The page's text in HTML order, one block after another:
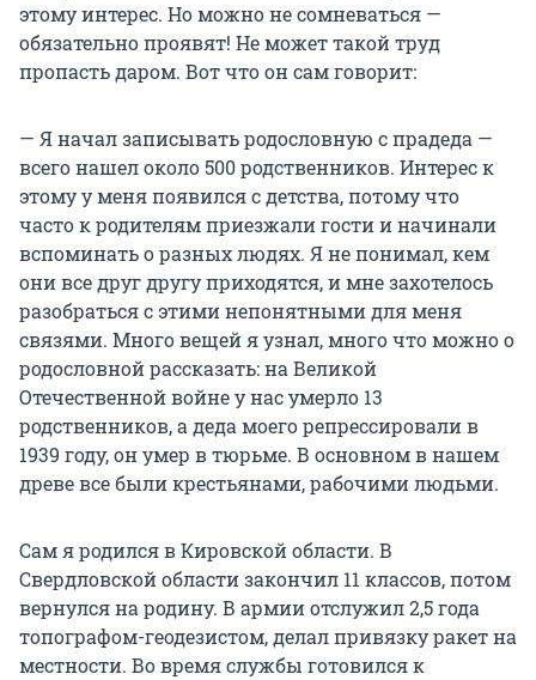
этому интерес. Но можно не сомневаться —
обязательно проявят! Не может такой труд
пропасть даром. Вот что он сам говорит:
— Я начал записывать родословную с прадеда —
всего нашел около 500 родственников. Интерес к
этому у меня появился с детства, потому что
часто к родителям приезжали гости и начинали
вспоминать о разных людях. Я не понимал, кем
они все друг другу приходятся, и мне захотелось
разобраться с этими непонятными для меня
связями. Много вещей я узнал, много что можно о
родословной рассказать: на Великой
Отечественной войне у нас умерло 13
родственников, а деда моего репрессировали в
1939 году, он умер в тюрьме. В основном в нашем
древе все были крестьянами, рабочими людьми.
Сам я родился в Кировской области. В
Свердловской области закончил 11 классов, потом
вернулся на родину. В армии отслужил 2,5 года
топографом-геодезистом, делал привязку ракет на
местности. Во время службы готовился к